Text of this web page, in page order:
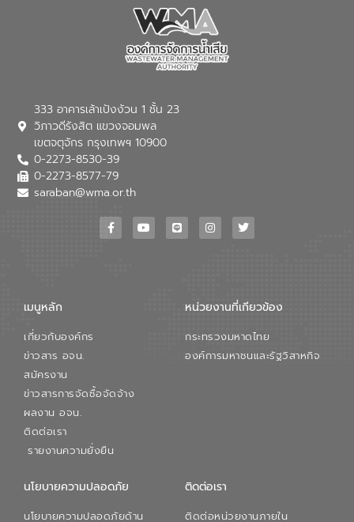
(อจน.) มาผสานกับประสบการณ์และ
เทคโนโลยีโครงข่ายน้ำครบวงจรในพื้นที่ EEC
ของอีสท์ วอเตอร์ เพื่อร่วมกันศึกษา
เทคโนโลยีการปรับปรุงคุณภาพน้ำ (Water
Reuse) และพัฒนารูปแบบการดำเนินงาน
ใช้น้ำที่พุ่งสูงขึ้นจากการขยายตัวของ
การองค์การจัดการน้ำเสีย กล่าวถึงภารกิจ
เพื่อสนับสนุนการพัฒนาเมืองอย่างยั่งยืน
ขณะที่ นายบดินทร์ อุดล กรรมการผู้อำนวย
สมดุลทางเศรษฐกิจและสิ่งแวดล้อมได้อย่าง
ภาคเอกชนในครั้งนี้ นับเป็นก้าวสำคัญของ
องค์การจัดการน้ำเสีย (อจน.) ในการร่วมวาง
333 อาคารเล้าเป้งง้วน 1 ชั้น 23
วิภาวดีรังสิต แขวงจอมพล
เขตจตุจักร กรุงเทพฯ 10900
0-2273-8530-39
0-2273-8577-79
saraban@wma.or.th
เมนูหลัก
เกี่ยวกับองค์กร
ข่าวสาร อจน.
สมัครงาน
ข่าวสารการจัดซื้อจัดจ้าง
ผลงาน อจน.
ติดต่อเรา
รายงานความยั่งยืน
หน่วยงานที่เกียวข้อง
กระทรวงมหาดไทย
องค์การมหาชนและรัฐวิสาหกิจ
นโยบายความปลอดภัย
นโยบายความปลอดภัยด้าน
ติดต่อเรา
ติดต่อหน่วยงานภายใน